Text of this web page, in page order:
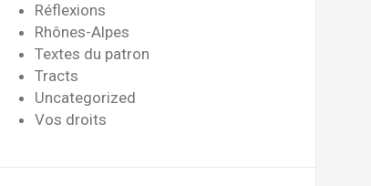
Réflexions
Rhônes-Alpes
Textes du patron
Tracts
Uncategorized
Vos droits